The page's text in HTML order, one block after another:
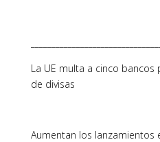
La UE multa a cinco
de divisas
Aumentan los lanzamientos